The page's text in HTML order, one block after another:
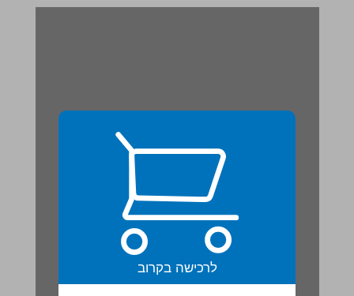
לרכישה בקרוב